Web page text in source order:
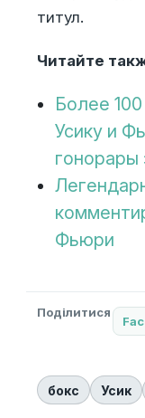
титул.
Читайте
Более
Усику и
гонорары
Фьюри
Поділитися
бокс Усик